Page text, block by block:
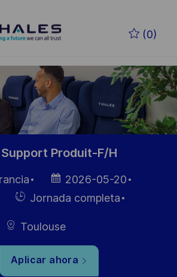
(0)
Produit-F/H
Fecha de
publicación
2026-05-20
HiringJornada completa
Toulouse
Aplicar ahora